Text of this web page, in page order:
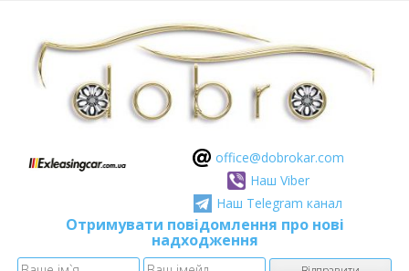
оffice@dobrokar.com
Наш Viber
Наш Telegram канал
Отримувати повідомлення про нові
надходження